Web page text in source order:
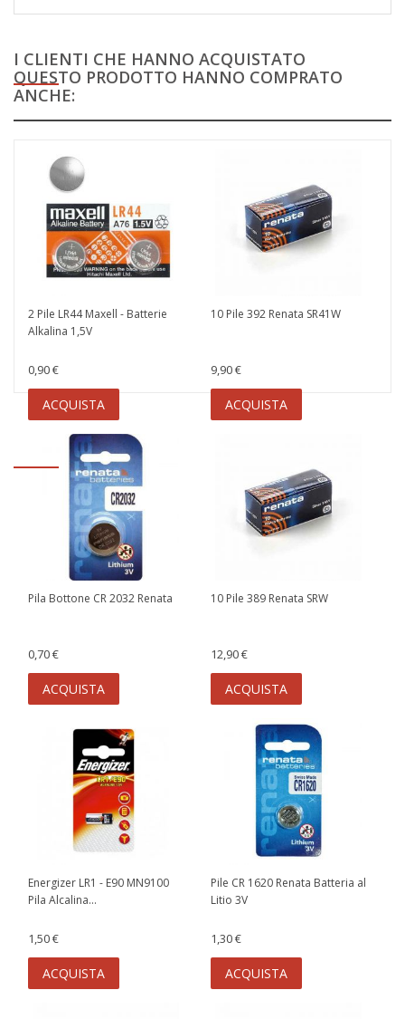
I CLIENTI CHE HANNO ACQUISTATO
QUESTO PRODOTTO HANNO COMPRATO
ANCHE:
2 Pile LR44 Maxell - Batterie
Alkalina 1,5V
0,90 €
ACQUISTA
10 Pile 392 Renata SR41W
9,90 €
ACQUISTA
Pila Bottone CR 2032 Renata
0,70 €
ACQUISTA
10 Pile 389 Renata SRW
12,90 €
ACQUISTA
Energizer LR1 - E90 MN9100
Pila Alcalina...
1,50 €
ACQUISTA
Pile CR 1620 Renata Batteria al
Litio 3V
1,30 €
ACQUISTA